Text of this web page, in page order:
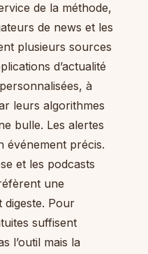
de la méthode,
de news et les
plusieurs sources
d’actualité
à
leurs algorithmes
bulle. Les alertes
événement précis.
et les podcasts
une
digeste. Pour
suffisent
l’outil mais la